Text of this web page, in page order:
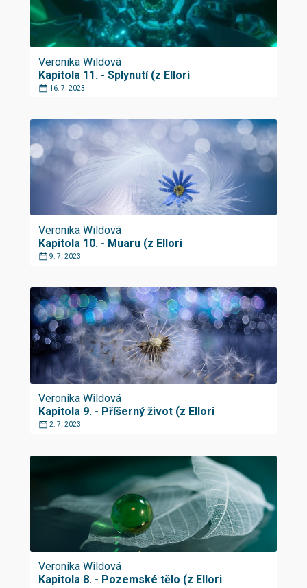
Veronika Wildová
Kapitola 11. - Splynutí (z Ellori
16. 7. 2023
Veronika Wildová
Kapitola 10. - Muaru (z Ellori
9. 7. 2023
Veronika Wildová
Kapitola 9. - Příšerný život (z Ellori
2. 7. 2023
Veronika Wildová
Kapitola 8. - Pozemské tělo (z Ellori